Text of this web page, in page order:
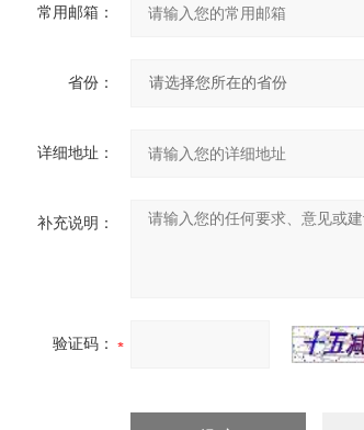
常用邮箱：
省份：
详细地址：
补充说明：
验证码：